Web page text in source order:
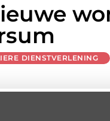
DIENSTVERLENING